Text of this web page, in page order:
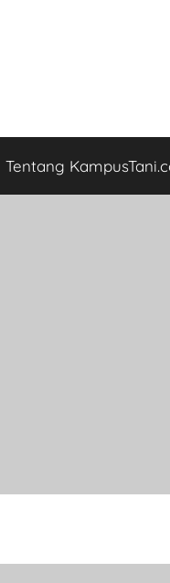
Tentang